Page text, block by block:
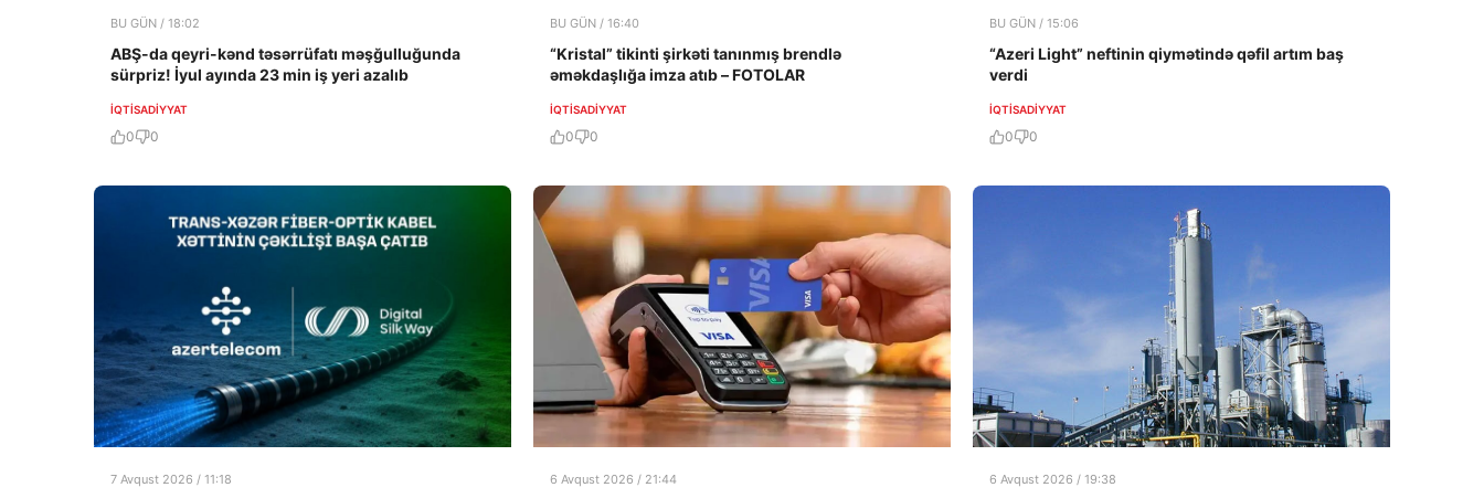
BU GÜN / 18:02
ABŞ-da qeyri-kənd təsərrüfatı məşğulluğunda
sürpriz! İyul ayında 23 min iş yeri azalıb
İQTISADIYYAT
0 0
BU GÜN / 16:40
“Kristal” tikinti şirkəti tanınmış brendlə
əməkdaşlığa imza atıb – FOTOLAR
İQTISADIYYAT
0 0
BU GÜN / 15:06
“Azeri Light” neftinin qiymətində qəfil artım baş
verdi
İQTISADIYYAT
0 0
7 Avqust 2026 / 11:18 6 Avqust 2026 / 21:44 6 Avqust 2026 / 19:38